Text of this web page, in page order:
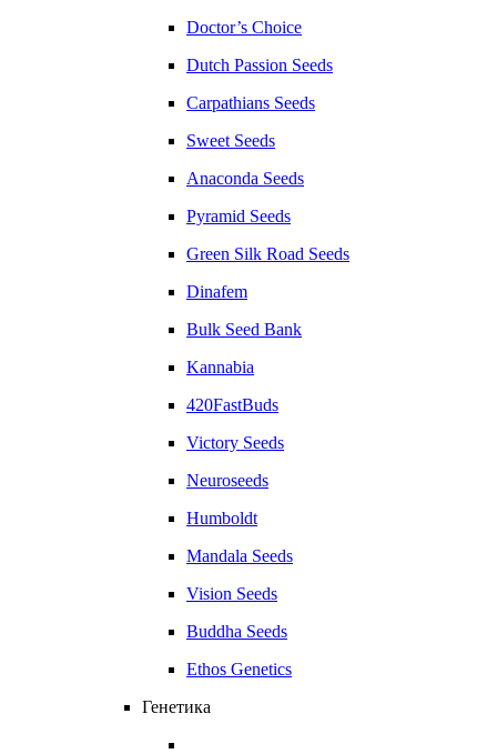
Doctor’s Choice
Dutch Passion Seeds
Carpathians Seeds
Sweet Seeds
Anaconda Seeds
Pyramid Seeds
Green Silk Road Seeds
Dinafem
Bulk Seed Bank
Kannabia
420FastBuds
Victory Seeds
Neuroseeds
Humboldt
Mandala Seeds
Vision Seeds
Buddha Seeds
Ethos Genetics
Генетика